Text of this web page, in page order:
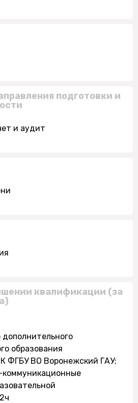
подготовки и
и аудит
квалификации (за
образования
ФГБУ ВО Воронежский ГАУ;